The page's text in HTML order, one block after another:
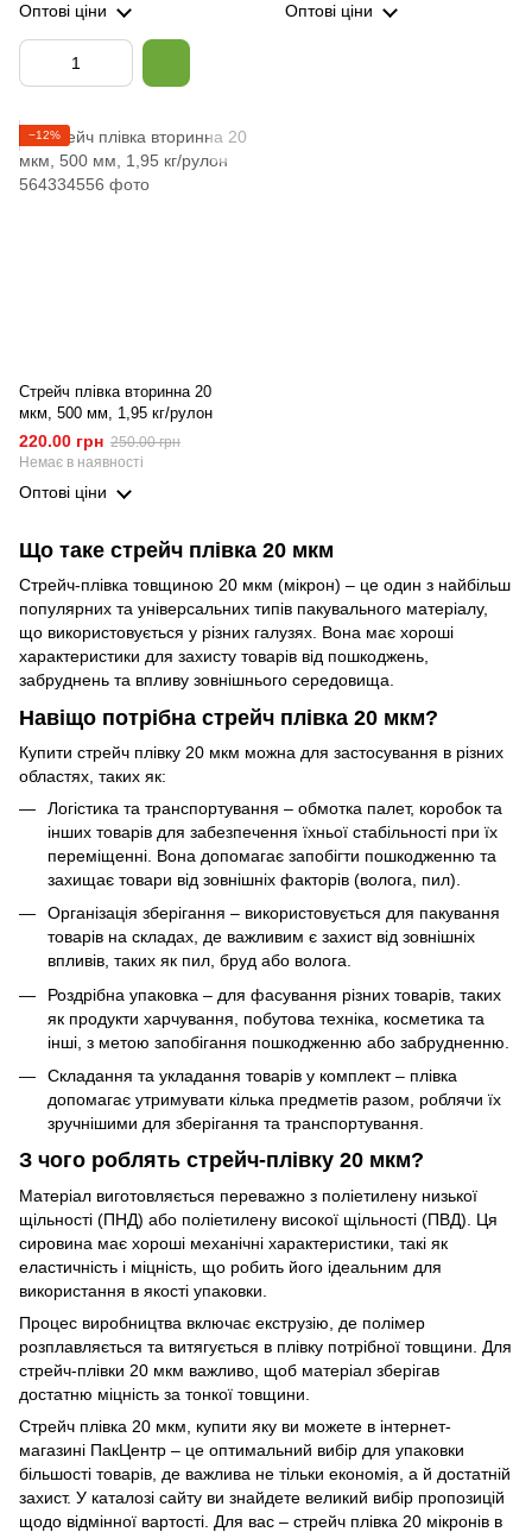
Оптові ціни Оптові ціни
−12%
Стрейч плівка вторинна 20
мкм, 500 мм, 1,95 кг/рулон
220.00 грн 250.00 грн
Немає в наявності
Оптові ціни
Що таке стрейч плівка 20 мкм
Стрейч-плівка товщиною 20 мкм (мікрон) – це один з найбільш
популярних та універсальних типів пакувального матеріалу,
що використовується у різних галузях. Вона має хороші
характеристики для захисту товарів від пошкоджень,
забруднень та впливу зовнішнього середовища.
Навіщо потрібна стрейч плівка 20 мкм?
Купити стрейч плівку 20 мкм можна для застосування в різних
областях, таких як:
Логістика та транспортування – обмотка палет, коробок та
інших товарів для забезпечення їхньої стабільності при їх
переміщенні. Вона допомагає запобігти пошкодженню та
захищає товари від зовнішніх факторів (волога, пил).
Організація зберігання – використовується для пакування
товарів на складах, де важливим є захист від зовнішніх
впливів, таких як пил, бруд або волога.
Роздрібна упаковка – для фасування різних товарів, таких
як продукти харчування, побутова техніка, косметика та
інші, з метою запобігання пошкодженню або забрудненню.
Складання та укладання товарів у комплект – плівка
допомагає утримувати кілька предметів разом, роблячи їх
зручнішими для зберігання та транспортування.
З чого роблять стрейч-плівку 20 мкм?
Матеріал виготовляється переважно з поліетилену низької
щільності (ПНД) або поліетилену високої щільності (ПВД). Ця
сировина має хороші механічні характеристики, такі як
еластичність і міцність, що робить його ідеальним для
використання в якості упаковки.
Процес виробництва включає екструзію, де полімер
розплавляється та витягується в плівку потрібної товщини. Для
стрейч-плівки 20 мкм важливо, щоб матеріал зберігав
достатню міцність за тонкої товщини.
Стрейч плівка 20 мкм, купити яку ви можете в інтернет-
магазині ПакЦентр – це оптимальний вибір для упаковки
більшості товарів, де важлива не тільки економія, а й достатній
захист. У каталозі сайту ви знайдете великий вибір пропозицій
щодо відмінної вартості. Для вас – стрейч плівка 20 мікронів в